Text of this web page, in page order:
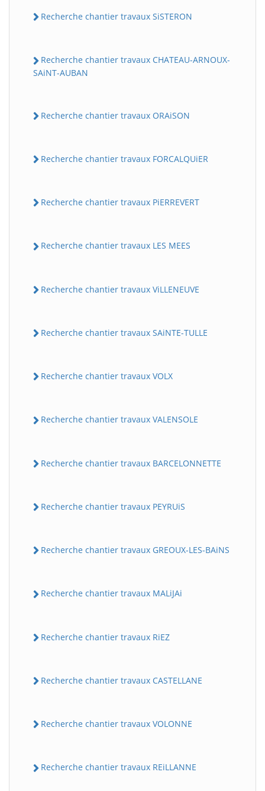
Recherche chantier travaux SiSTERON
Recherche chantier travaux CHATEAU-ARNOUX-
SAiNT-AUBAN
Recherche chantier travaux ORAiSON
Recherche chantier travaux FORCALQUiER
Recherche chantier travaux PiERREVERT
Recherche chantier travaux LES MEES
Recherche chantier travaux ViLLENEUVE
Recherche chantier travaux SAiNTE-TULLE
Recherche chantier travaux VOLX
Recherche chantier travaux VALENSOLE
Recherche chantier travaux BARCELONNETTE
Recherche chantier travaux PEYRUiS
Recherche chantier travaux GREOUX-LES-BAiNS
Recherche chantier travaux MALiJAi
Recherche chantier travaux RiEZ
Recherche chantier travaux CASTELLANE
Recherche chantier travaux VOLONNE
Recherche chantier travaux REiLLANNE